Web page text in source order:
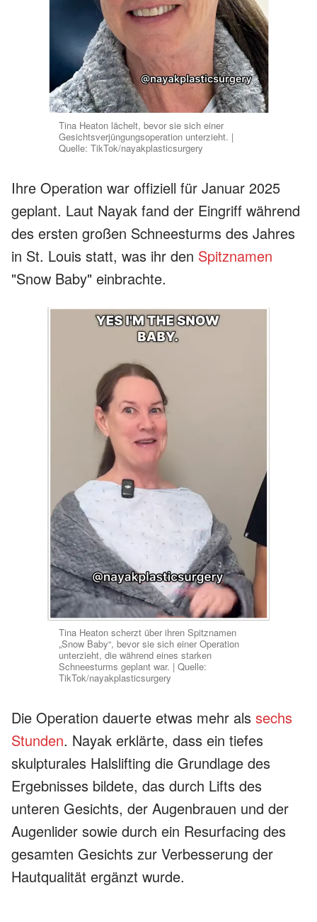
Tina Heaton lächelt, bevor sie sich einer
Gesichtsverjüngungsoperation unterzieht. |
Quelle: TikTok/nayakplasticsurgery
Ihre Operation war offiziell für Januar 2025
geplant. Laut Nayak fand der Eingriff während
des ersten großen Schneesturms des Jahres
in St. Louis statt, was ihr den Spitznamen
"Snow Baby" einbrachte.
Tina Heaton scherzt über ihren Spitznamen
„Snow Baby“, bevor sie sich einer Operation
unterzieht, die während eines starken
Schneesturms geplant war. | Quelle:
TikTok/nayakplasticsurgery
Die Operation dauerte etwas mehr als sechs
Stunden. Nayak erklärte, dass ein tiefes
skulpturales Halslifting die Grundlage des
Ergebnisses bildete, das durch Lifts des
unteren Gesichts, der Augenbrauen und der
Augenlider sowie durch ein Resurfacing des
gesamten Gesichts zur Verbesserung der
Hautqualität ergänzt wurde.